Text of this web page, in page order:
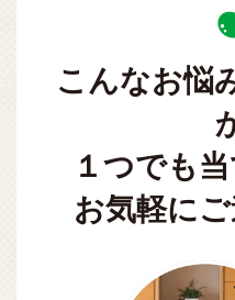
こんなお悩
１つでも
お気軽に